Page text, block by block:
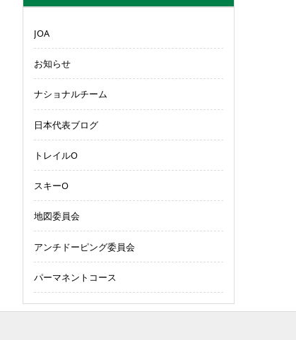
JOA
お知らせ
ナショナルチーム
日本代表ブログ
トレイルO
スキーO
地図委員会
アンチドーピング委員会
パーマネントコース